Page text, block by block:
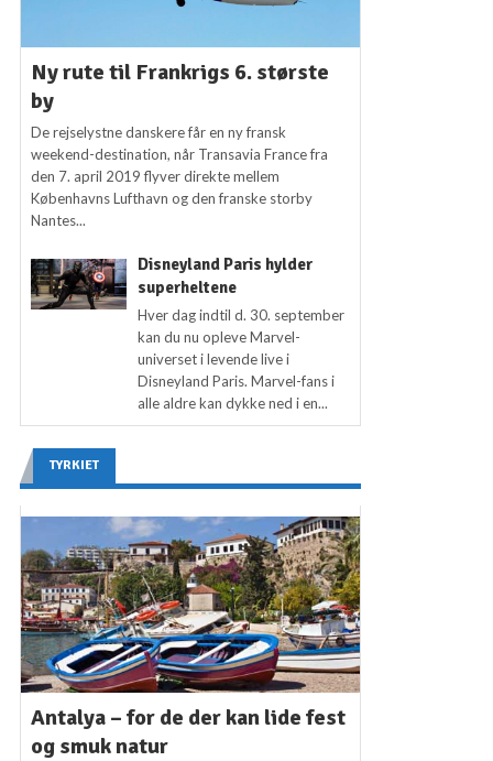
Ny rute til Frankrigs 6. største
by
De rejselystne danskere får en ny fransk
weekend-destination, når Transavia France fra
den 7. april 2019 flyver direkte mellem
Københavns Lufthavn og den franske storby
Nantes...
Disneyland Paris hylder
superheltene
Hver dag indtil d. 30. september
kan du nu opleve Marvel-
universet i levende live i
Disneyland Paris. Marvel-fans i
alle aldre kan dykke ned i en...
TYRKIET
Antalya – for de der kan lide fest
og smuk natur